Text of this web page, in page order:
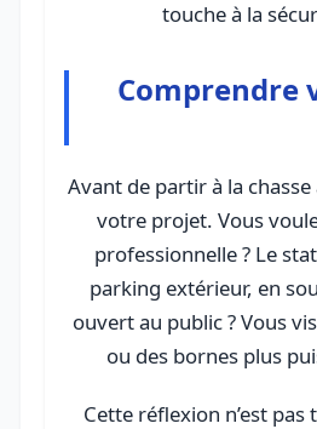
touche à la
Comprendre
Avant de partir à la
votre projet. Vous
professionnelle ? Le
parking extérieur, en
ouvert au public ? Vous
ou des bornes plus
Cette réflexion n’est